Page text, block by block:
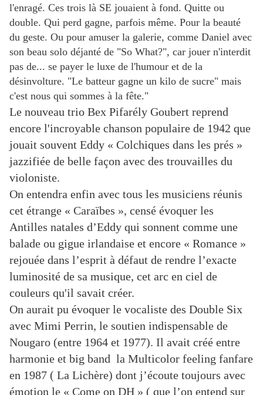
l'enragé. Ces trois là SE jouaient à fond. Quitte ou
double. Qui perd gagne, parfois même. Pour la beauté
du geste. Ou pour amuser la galerie, comme Daniel avec
son beau solo déjanté de "So What?", car jouer n'interdit
pas de... se payer le luxe de l'humour et de la
désinvolture. "Le batteur gagne un kilo de sucre" mais
c'est nous qui sommes à la fête."
Le nouveau trio Bex Pifarély Goubert reprend
encore l'incroyable chanson populaire de 1942 que
jouait souvent Eddy « Colchiques dans les prés »
jazzifiée de belle façon avec des trouvailles du
violoniste.
On entendra enfin avec tous les musiciens réunis
cet étrange « Caraïbes », censé évoquer les
Antilles natales d’Eddy qui sonnent comme une
balade ou gigue irlandaise et encore « Romance »
rejouée dans l’esprit à défaut de rendre l’exacte
luminosité de sa musique, cet arc en ciel de
couleurs qu'il savait créer.
On aurait pu évoquer le vocaliste des Double Six
avec Mimi Perrin, le soutien indispensable de
Nougaro (entre 1964 et 1977). Il avait créé entre
harmonie et big band la Multicolor feeling fanfare
en 1987 ( La Lichère) dont j’écoute toujours avec
émotion le « Come on DH » ( que l’on entend sur